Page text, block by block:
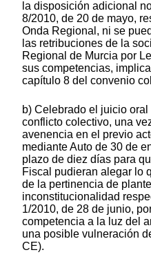
la disposición adicional
8/2010, de 20 de mayo,
Onda Regional, ni se
las retribuciones de la
Regional de Murcia por
sus competencias,
capítulo 8 del convenio
b) Celebrado el juicio
conflicto colectivo, una
avenencia en el previo
mediante Auto de 30 de
plazo de diez días para
Fiscal pudieran alegar lo
de la pertinencia de
inconstitucionalidad
1/2010, de 28 de junio,
competencia a la luz del
una posible vulneración
CE).